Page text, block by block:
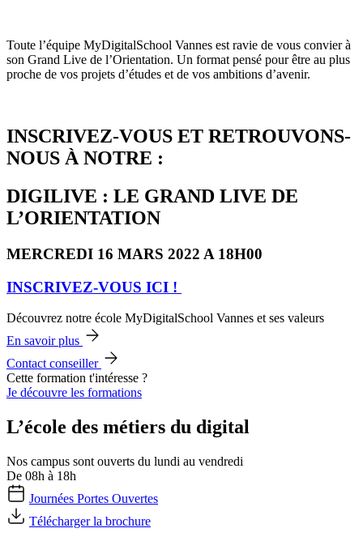
Toute l’équipe MyDigitalSchool Vannes est ravie de vous convier à
son Grand Live de l’Orientation. Un format pensé pour être au plus
proche de vos projets d’études et de vos ambitions d’avenir.
INSCRIVEZ-VOUS ET RETROUVONS-
NOUS À NOTRE :
DIGILIVE : LE GRAND LIVE DE
L’ORIENTATION
MERCREDI 16 MARS 2022 A 18H00
INSCRIVEZ-VOUS ICI !
Découvrez notre école MyDigitalSchool Vannes et ses valeurs
En savoir plus
Contact conseiller
Cette formation t'intéresse ?
Je découvre les formations
L’école des métiers du digital
Nos campus sont ouverts du lundi au vendredi
De 08h à 18h
Journées Portes Ouvertes
Télécharger la brochure